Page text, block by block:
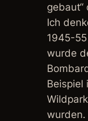
gebaut“
Ich
1945-
wurde
Beispiel
wurden.